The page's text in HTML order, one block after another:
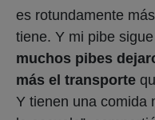
es rotundamente
tiene. Y mi pibe
muchos pibes
más el transporte
Y tienen una comida